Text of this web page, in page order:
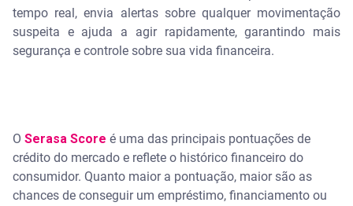
tempo real, envia alertas sobre qualquer movimentação
suspeita e ajuda a agir rapidamente, garantindo mais
segurança e controle sobre sua vida financeira.
O Serasa Score é uma das principais pontuações de
crédito do mercado e reflete o histórico financeiro do
consumidor. Quanto maior a pontuação, maior são as
chances de conseguir um empréstimo, financiamento ou